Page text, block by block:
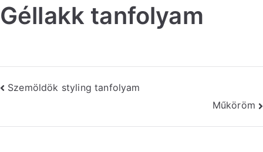
Géllakk tanfolyam
Szemöldök styling tanfolyam
Műköröm